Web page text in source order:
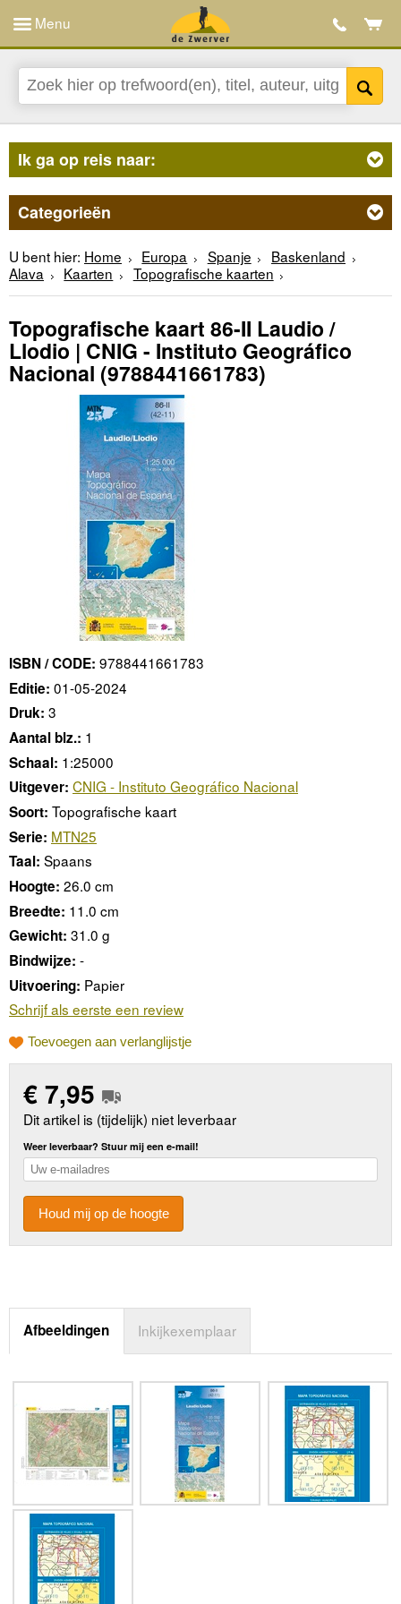
Menu
Ik ga op reis naar:
Categorieën
U bent hier: Home Europa Spanje
Baskenland
Alava
Kaarten Topografische kaarten
Topografische kaart 86-II Laudio /
Llodio | CNIG - Instituto Geográfico
Nacional (9788441661783)
ISBN / CODE: 9788441661783
Editie: 01-05-2024
Druk: 3
Aantal blz.: 1
Schaal: 1:25000
Uitgever: CNIG - Instituto Geográfico Nacional
Soort: Topografische kaart
Serie: MTN25
Taal: Spaans
Hoogte: 26.0 cm
Breedte: 11.0 cm
Gewicht: 31.0 g
Bindwijze: -
Uitvoering: Papier
Schrijf als eerste een review
Toevoegen aan verlanglijstje
€7,95
Dit artikel is (tijdelijk) niet leverbaar
Weer leverbaar? Stuur mij een e-mail!
Houd mij op de hoogte
Afbeeldingen Inkijkexemplaar